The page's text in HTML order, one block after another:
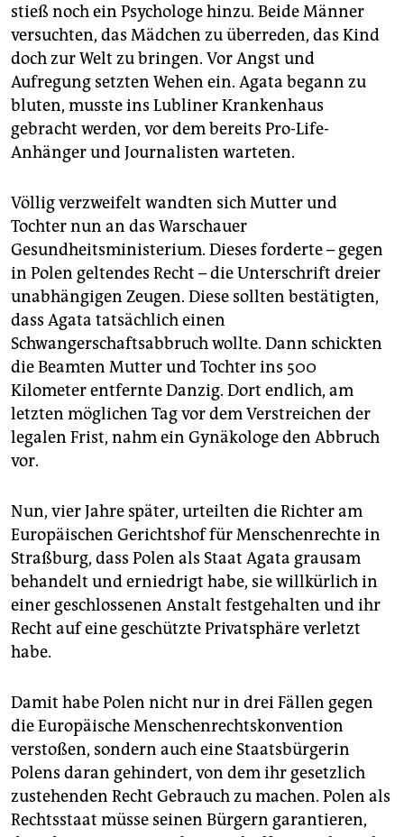
stieß noch ein Psychologe hinzu. Beide Männer
versuchten, das Mädchen zu überreden, das Kind
doch zur Welt zu bringen. Vor Angst und
Aufregung setzten Wehen ein. Agata begann zu
bluten, musste ins Lubliner Krankenhaus
gebracht werden, vor dem bereits Pro-Life-
Anhänger und Journalisten warteten.
Völlig verzweifelt wandten sich Mutter und
Tochter nun an das Warschauer
Gesundheitsministerium. Dieses forderte – gegen
in Polen geltendes Recht – die Unterschrift dreier
unabhängigen Zeugen. Diese sollten bestätigten,
dass Agata tatsächlich einen
Schwangerschaftsabbruch wollte. Dann schickten
die Beamten Mutter und Tochter ins 500
Kilometer entfernte Danzig. Dort endlich, am
letzten möglichen Tag vor dem Verstreichen der
legalen Frist, nahm ein Gynäkologe den Abbruch
vor.
Nun, vier Jahre später, urteilten die Richter am
Europäischen Gerichtshof für Menschenrechte in
Straßburg, dass Polen als Staat Agata grausam
behandelt und erniedrigt habe, sie willkürlich in
einer geschlossenen Anstalt festgehalten und ihr
Recht auf eine geschützte Privatsphäre verletzt
habe.
Damit habe Polen nicht nur in drei Fällen gegen
die Europäische Menschenrechtskonvention
verstoßen, sondern auch eine Staatsbürgerin
Polens daran gehindert, von dem ihr gesetzlich
zustehenden Recht Gebrauch zu machen. Polen als
Rechtsstaat müsse seinen Bürgern garantieren,